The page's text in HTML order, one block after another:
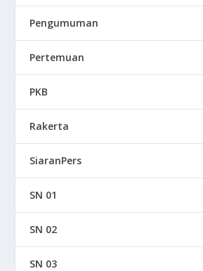
Pengumuman
Pertemuan
PKB
Rakerta
SiaranPers
SN 01
SN 02
SN 03